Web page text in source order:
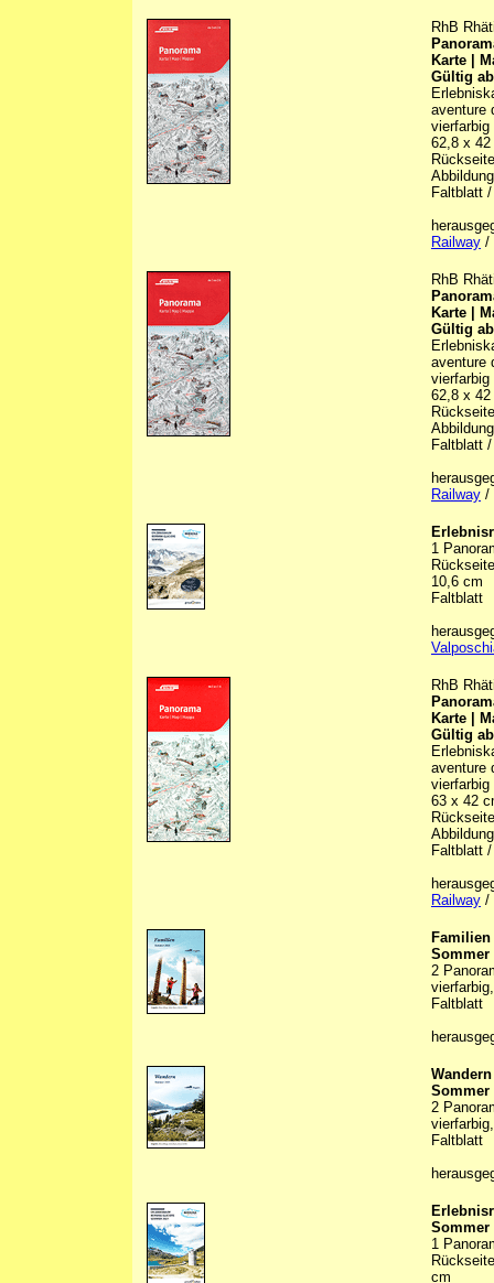
RhB
Karte |
Gültig
aventure
62,8 x
Faltblatt
Railway /
RhB
Karte |
Gültig
aventure
62,8 x
Faltblatt
Railway /
1
10,6 cm
Faltblatt
RhB
Karte |
Gültig
aventure
63 x 42
Faltblatt
Railway /
Familien
Sommer
2
Faltblatt
Wandern
Sommer
2
Faltblatt
Sommer
1
cm